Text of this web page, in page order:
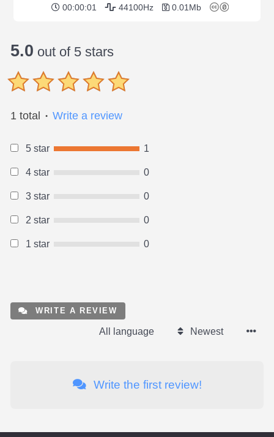
00:00:01 44100Hz 0.01Mb
5.0 out of 5 stars
1 total ● Write a review
5 star 1
4 star 0
3 star 0
2 star 0
1 star 0
WRITE A REVIEW
All language Newest
Write the first review!